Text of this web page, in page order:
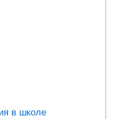
в школе